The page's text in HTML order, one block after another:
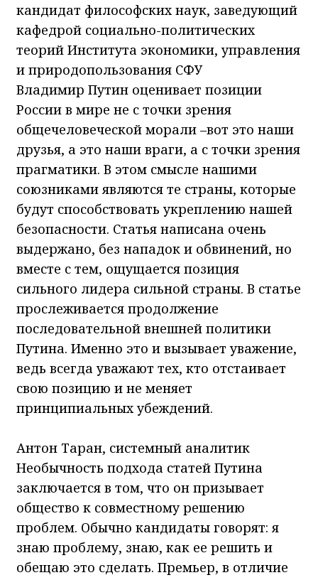
кандидат философских наук, заведующий
кафедрой социально-политических
теорий Института экономики, управления
и природопользования СФУ
Владимир Путин оценивает позиции
России в мире не с точки зрения
общечеловеческой морали –вот это наши
друзья, а это наши враги, а с точки зрения
прагматики. В этом смысле нашими
союзниками являются те страны, которые
будут способствовать укреплению нашей
безопасности. Статья написана очень
выдержано, без нападок и обвинений, но
вместе с тем, ощущается позиция
сильного лидера сильной страны. В статье
прослеживается продолжение
последовательной внешней политики
Путина. Именно это и вызывает уважение,
ведь всегда уважают тех, кто отстаивает
свою позицию и не меняет
принципиальных убеждений.
Антон Таран, системный аналитик
Необычность подхода статей Путина
заключается в том, что он призывает
общество к совместному решению
проблем. Обычно кандидаты говорят: я
знаю проблему, знаю, как ее решить и
обещаю это сделать. Премьер, в отличие